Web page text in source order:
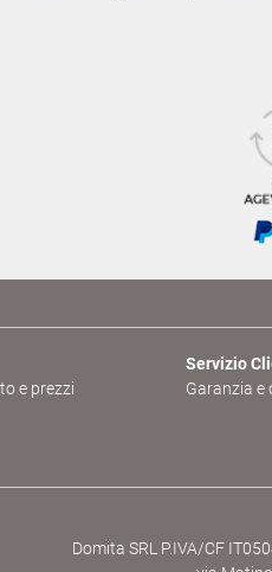
e prezzi
Servizio
Garanzia e
Domita SRL P.IVA/CF